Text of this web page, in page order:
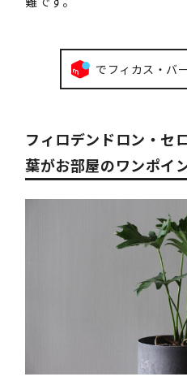
でフィカス・バ
フィロデンドロン・セ
葉がお部屋のワンポイ